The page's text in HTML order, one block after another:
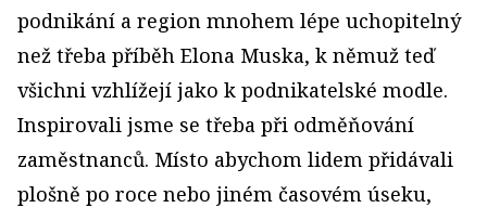
podnikání a region mnohem lépe uchopitelný
než třeba příběh Elona Muska, k němuž teď
všichni vzhlížejí jako k podnikatelské modle.
Inspirovali jsme se třeba při odměňování
zaměstnanců. Místo abychom lidem přidávali
plošně po roce nebo jiném časovém úseku,